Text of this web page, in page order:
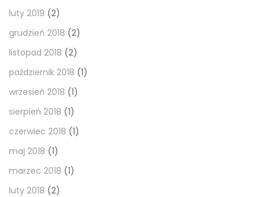
luty 2019 (2)
grudzień 2018 (2)
listopad 2018 (2)
październik 2018 (1)
wrzesień 2018 (1)
sierpień 2018 (1)
czerwiec 2018 (1)
maj 2018 (1)
marzec 2018 (1)
luty 2018 (2)